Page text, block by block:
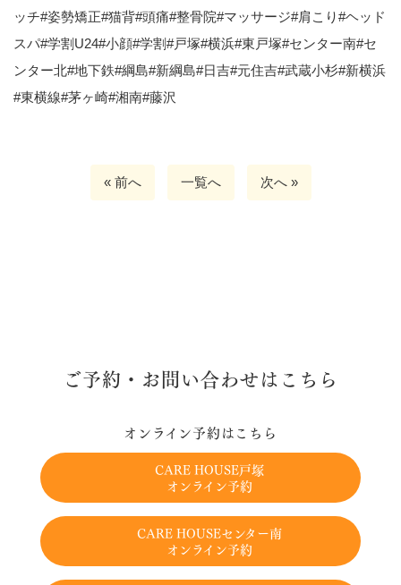
ッチ#姿勢矯正#猫背#頭痛#整骨院#マッサージ#肩こり#ヘッド
スパ#学割U24#小顔#学割#戸塚#横浜#東戸塚#センター南#セ
ンター北#地下鉄#綱島#新綱島#日吉#元住吉#武蔵小杉#新横浜
#東横線#茅ヶ崎#湘南#藤沢
« 前へ 一覧へ 次へ »
ご予約・お問い合わせはこちら
オンライン予約はこちら
CARE HOUSE戸塚
オンライン予約
CARE HOUSEセンター南
オンライン予約